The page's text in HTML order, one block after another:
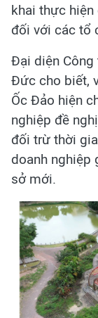
khai thực
đối với các tổ
Đại diện
Đức cho biết,
Ốc Đảo hiện
nghiệp đề
đối trừ thời
doanh nghiệp
sở mới.